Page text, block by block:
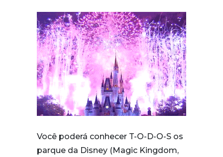
Você poderá conhecer T-O-D-O-S os
parque da Disney (Magic Kingdom,